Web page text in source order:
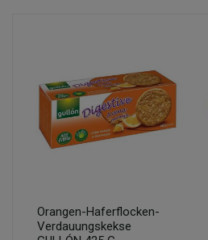
Orangen-Haferflocken-
Verdauungskekse